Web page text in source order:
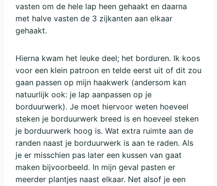
vasten om de hele lap heen gehaakt en daarna
met halve vasten de 3 zijkanten aan elkaar
gehaakt.
Hierna kwam het leuke deel; het borduren. Ik koos
voor een klein patroon en telde eerst uit of dit zou
gaan passen op mijn haakwerk (andersom kan
natuurlijk ook: je lap aanpassen op je
borduurwerk). Je moet hiervoor weten hoeveel
steken je borduurwerk breed is en hoeveel steken
je borduurwerk hoog is. Wat extra ruimte aan de
randen naast je borduurwerk is aan te raden. Als
je er misschien pas later een kussen van gaat
maken bijvoorbeeld. In mijn geval pasten er
meerder plantjes naast elkaar. Net alsof je een